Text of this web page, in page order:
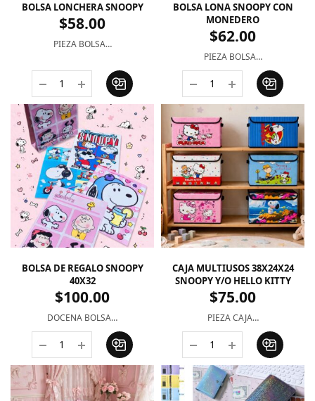
BOLSA LONCHERA SNOOPY
$58.00
PIEZA BOLSA…
BOLSA LONA SNOOPY CON
MONEDERO
$62.00
PIEZA BOLSA…
BOLSA DE REGALO SNOOPY
40X32
$100.00
DOCENA BOLSA…
CAJA MULTIUSOS 38X24X24
SNOOPY Y/O HELLO KITTY
$75.00
PIEZA CAJA…